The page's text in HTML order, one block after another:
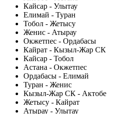
Кайсар - Улытау
Елимай - Туран
Тобол - Жетысу
Женис - Атырау
Окжетпес - Ордабасы
Кайрат - Кызыл-Жар СК
Кайсар - Тобол
Астана - Окжетпес
Ордабасы - Елимай
Туран - Женис
Кызыл-Жар СК - Актобе
Жетысу - Кайрат
Атырау - Улытау